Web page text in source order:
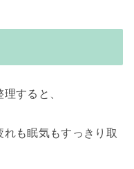
すると、
れも眠気もすっきり取